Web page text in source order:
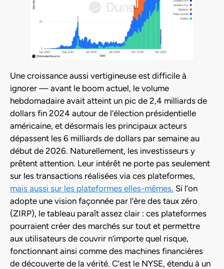
Une croissance aussi vertigineuse est difficile à
ignorer — avant le boom actuel, le volume
hebdomadaire avait atteint un pic de 2,4 milliards de
dollars fin 2024 autour de l’élection présidentielle
américaine, et désormais les principaux acteurs
dépassent les 6 milliards de dollars par semaine au
début de 2026. Naturellement, les investisseurs y
prêtent attention. Leur intérêt ne porte pas seulement
sur les transactions réalisées via ces plateformes,
mais aussi sur les plateformes elles-mêmes. Si l’on
adopte une vision façonnée par l’ère des taux zéro
(ZIRP), le tableau paraît assez clair : ces plateformes
pourraient créer des marchés sur tout et permettre
aux utilisateurs de couvrir n’importe quel risque,
fonctionnant ainsi comme des machines financières
de découverte de la vérité. C’est le NYSE, étendu à un